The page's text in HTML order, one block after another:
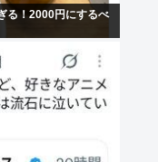
る！2000円にするべ